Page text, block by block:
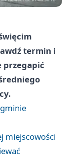
termin i
przegapić
miejscowości